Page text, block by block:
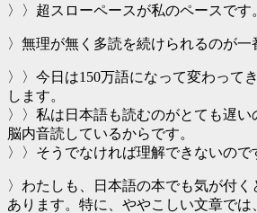
〉〉超スローペースが私のペースです
〉無理が無く多読を続けられるのが一
〉〉今日は150万語になって変わって
します。
〉〉私は日本語も読むのがとても遅い
脳内音読しているからです。
〉〉そうでなければ理解できないので
〉わたしも、日本語の本でも気が付
あります。特に、ややこしい文章では